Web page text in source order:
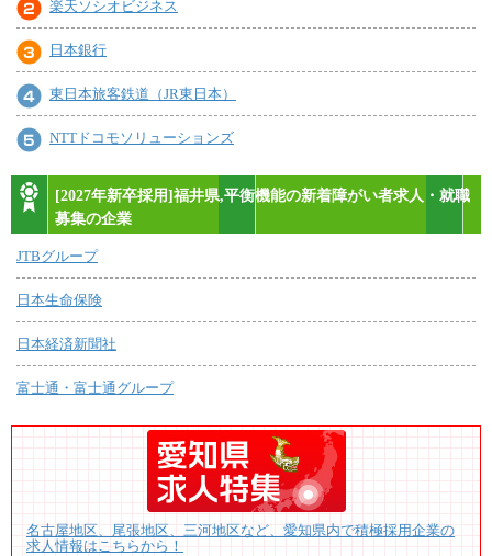
楽天ソシオビジネス
日本銀行
東日本旅客鉄道（JR東日本）
NTTドコモソリューションズ
[2027年新卒採用]福井県,平衡機能の新着障がい者求人・就職
募集の企業
JTBグループ
日本生命保険
日本経済新聞社
富士通・富士通グループ
名古屋地区、尾張地区、三河地区など、愛知県内で積極採用企業の
求人情報はこちらから！